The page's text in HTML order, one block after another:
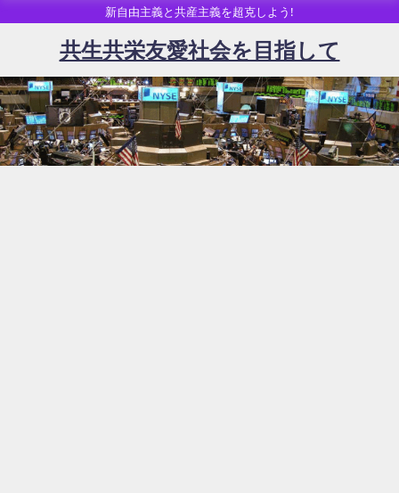
新自由主義と共産主義を超克しよう!
共生共栄友愛社会を目指して